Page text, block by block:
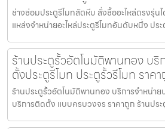
ช่างซ่อมประตูรีโมทสัตหีบ สั่งซื้ออะไหล่ตรงรุ่น
แหล่งจำหน่ายอะไหล่ประตูรีโมทอันดับหนึ่ง ปร
ร้านประตูรั้วอัตโนมัติพานทอง บริ
ตั้งประตูรีโมท ประตูรั้วรีโมท ราค
ร้านประตูรั้วอัตโนมัติพานทอง บริการจำหน่าย
บริการติดตั้ง แบบครบวงจร ราคาถูก ร้านปร